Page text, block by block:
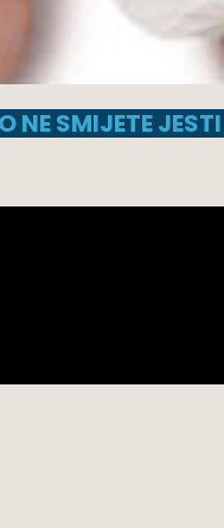
NE SMIJETE